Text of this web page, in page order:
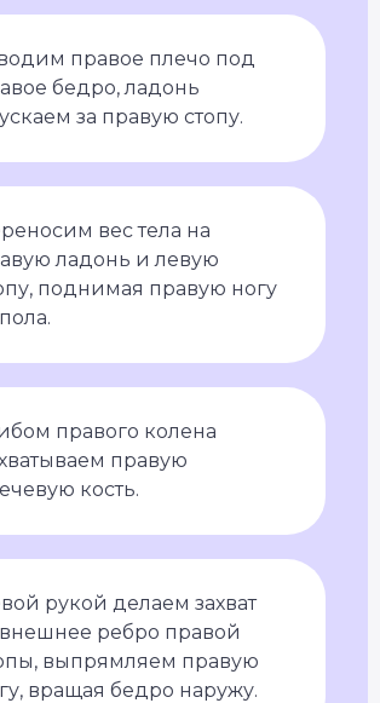
правое плечо под
бедро, ладонь
за правую стопу.
вес тела на
ладонь и левую
поднимая правую ногу
правого колена
правую
кость.
рукой делаем захват
внешнее ребро правой
выпрямляем правую
вращая бедро наружу.